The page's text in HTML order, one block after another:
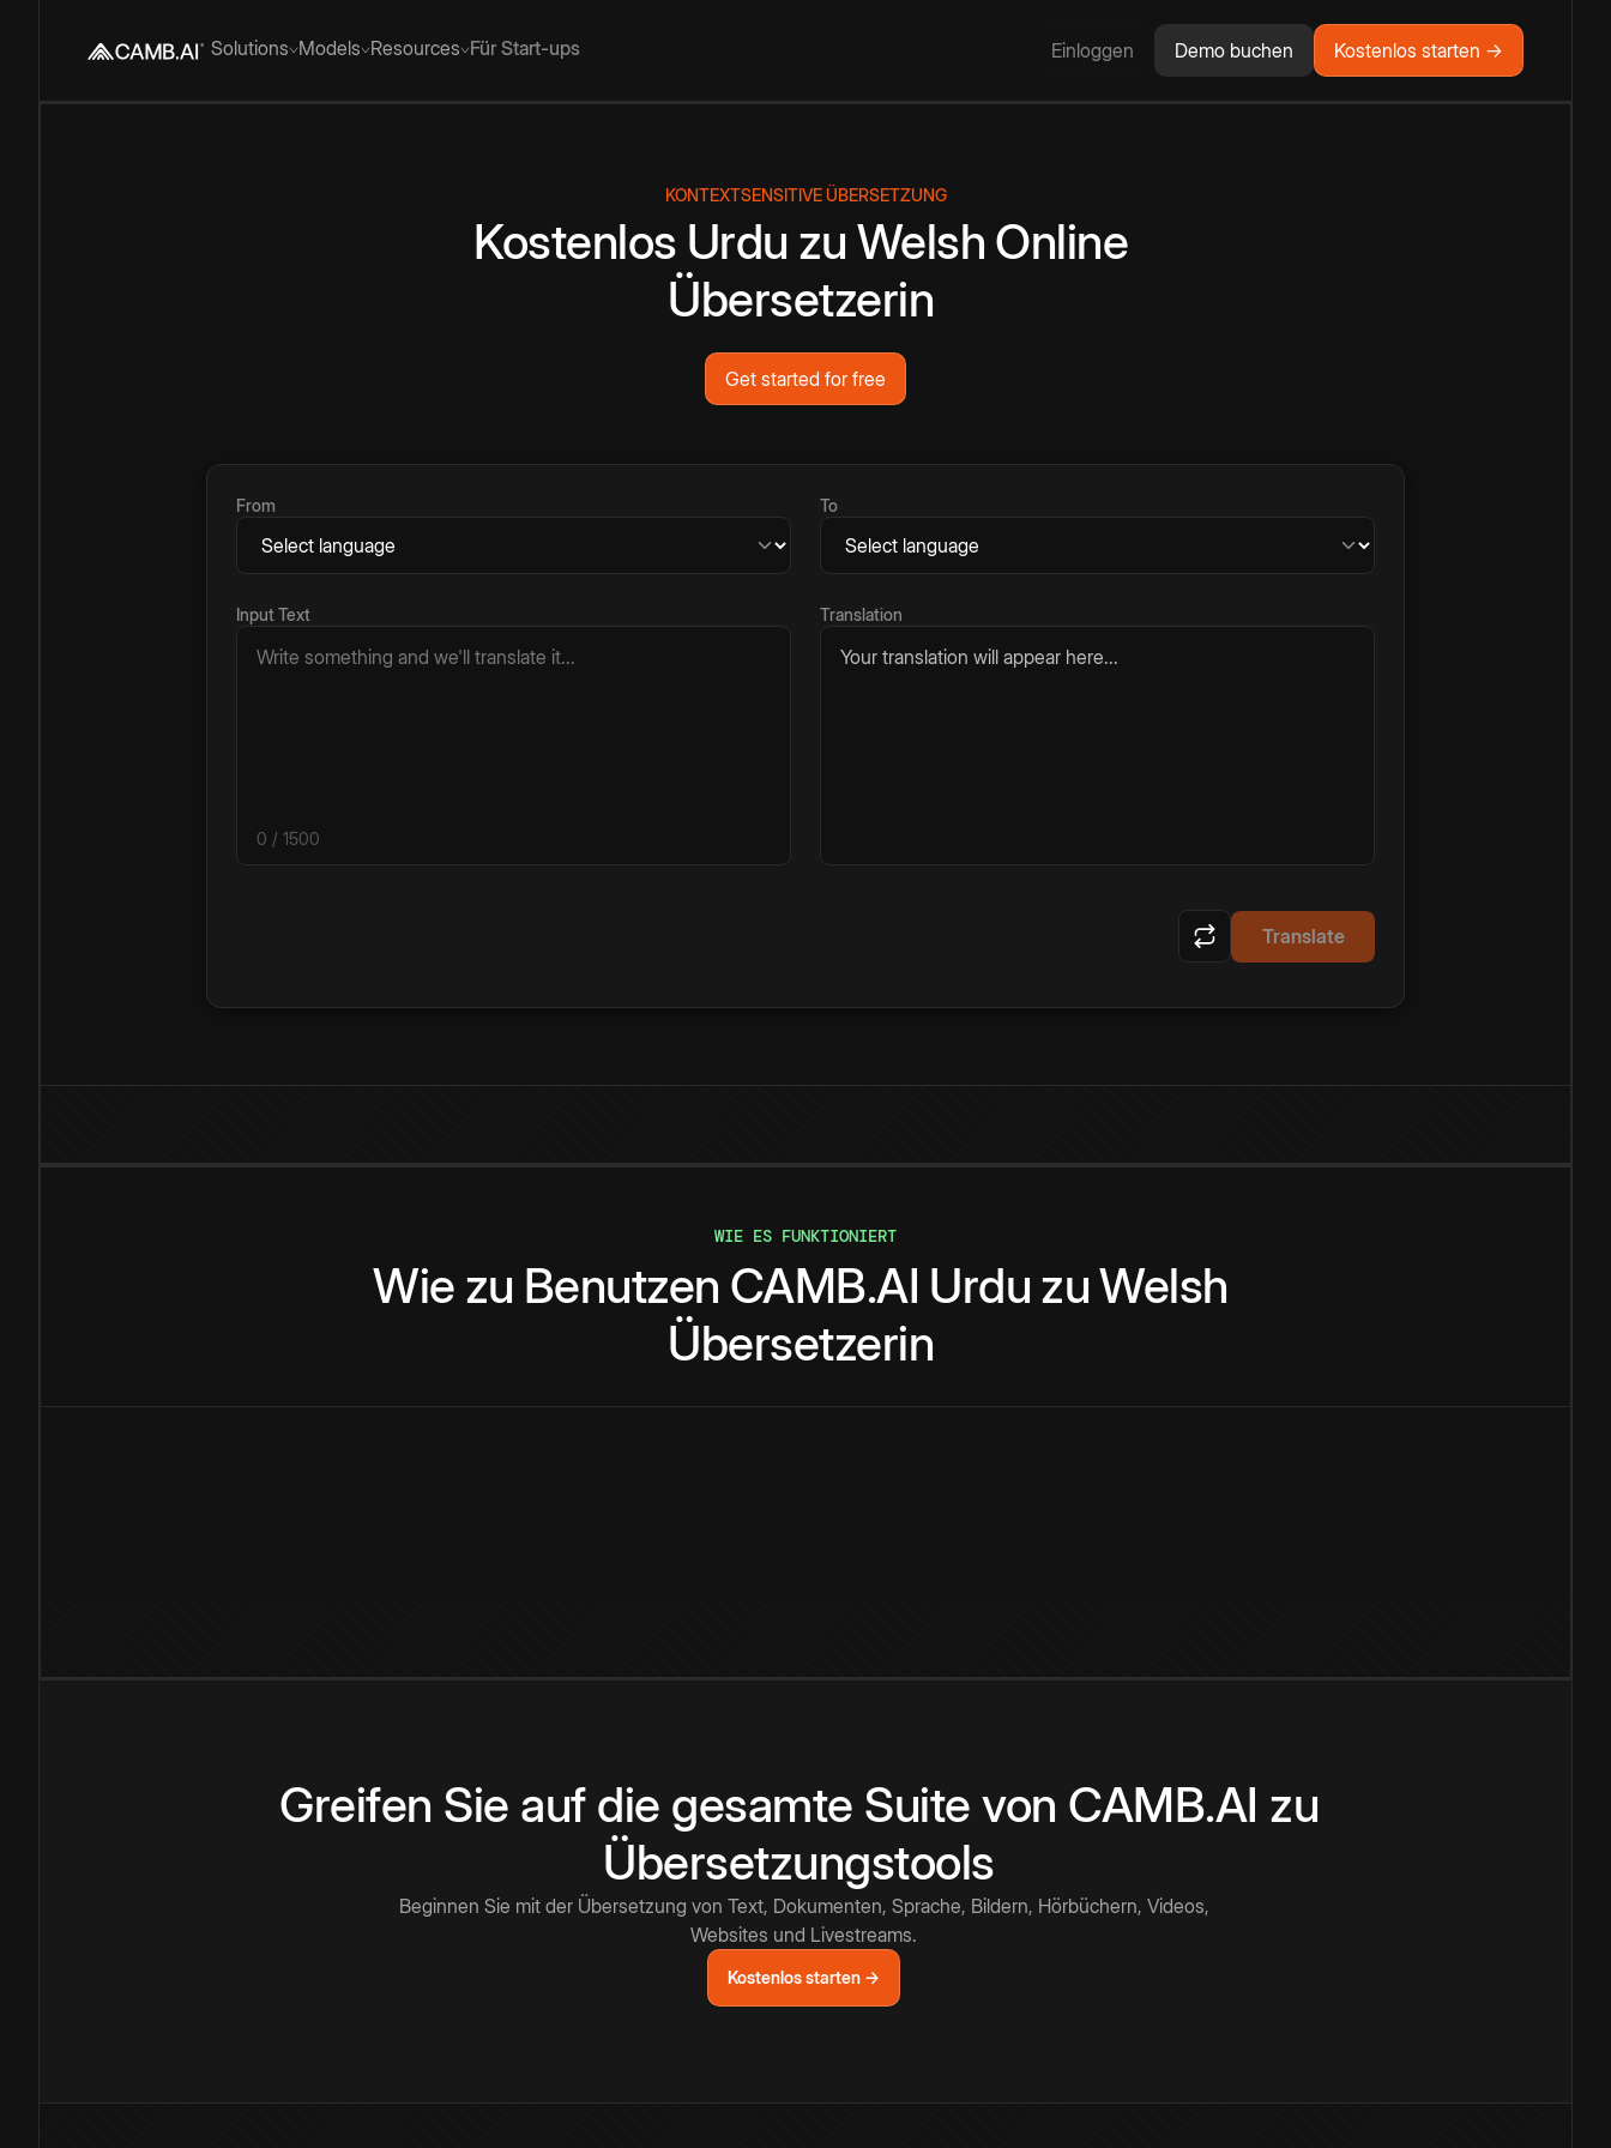
Solutions Models Resources Für Start-ups Einloggen Demo buchen Kostenlos starten →
KONTEXTSENSITIVE ÜBERSETZUNG
Kostenlos Urdu zu Welsh Online
Übersetzerin
Get started for free
From To
Input Text
0 / 1500
Translation
Your translation will appear here...
Translate
WIE ES FUNKTIONIERT
Wie zu Benutzen CAMB.AI Urdu zuWelsh
Übersetzerin
Greifen Sie auf die gesamte Suite von CAMB.AI zu
Übersetzungstools
Beginnen Sie mit der Übersetzung von Text, Dokumenten, Sprache, Bildern, Hörbüchern, Videos,
Websites und Livestreams.
Kostenlos starten →